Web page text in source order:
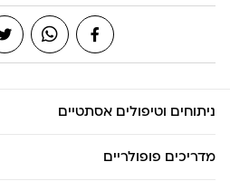
ניתוחים וטיפולים אסתטיים
מדריכים פופולריים